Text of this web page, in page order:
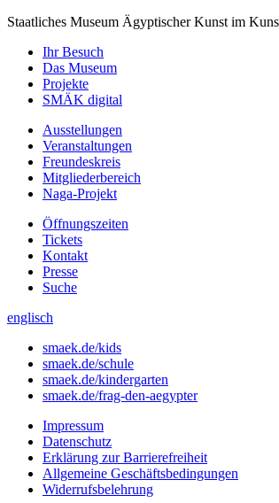
Staatliches Museum Ägyptischer Kunst im
Ihr Besuch
Das Museum
Projekte
SMÄK digital
Ausstellungen
Veranstaltungen
Freundeskreis
Mitgliederbereich
Naga-Projekt
Öffnungszeiten
Tickets
Kontakt
Presse
Suche
englisch
smaek.de/kids
smaek.de/schule
smaek.de/kindergarten
smaek.de/frag-den-aegypter
Impressum
Datenschutz
Erklärung zur Barrierefreiheit
Allgemeine Geschäftsbedingungen
Widerrufsbelehrung